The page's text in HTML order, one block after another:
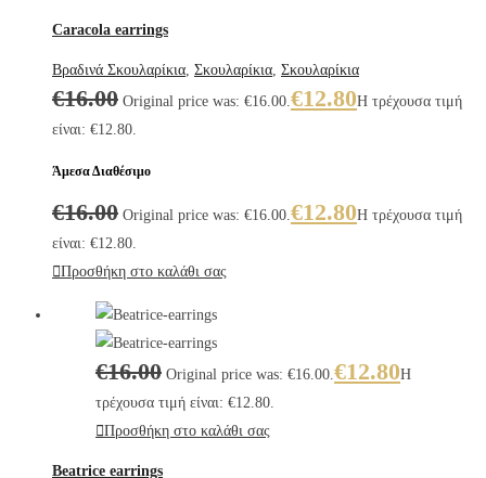
Caracola earrings
Βραδινά Σκουλαρίκια, Σκουλαρίκια, Σκουλαρίκια
€16.00 Original price was: €16.00.€12.80Η τρέχουσα τιμή
είναι: €12.80.
Άμεσα Διαθέσιμο
€16.00 Original price was: €16.00.€12.80Η τρέχουσα τιμή
είναι: €12.80.
Προσθήκη στο καλάθι σας
€16.00 Original price was: €16.00.€12.80Η
τρέχουσα τιμή είναι: €12.80.
Προσθήκη στο καλάθι σας
Beatrice earrings